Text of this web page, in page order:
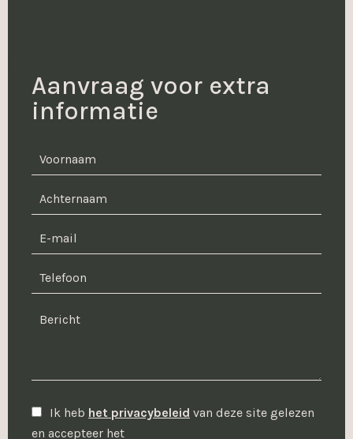
Aanvraag voor extra
informatie
Ik heb het privacybeleid van deze site gelezen
en accepteer het